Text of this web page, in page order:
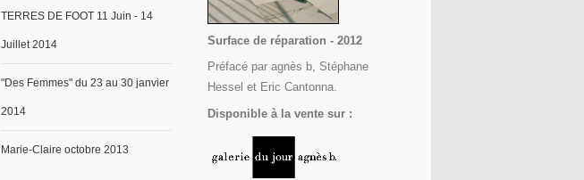
TERRES DE FOOT 11 Juin - 14
Juillet 2014
"Des Femmes" du 23 au 30 janvier
2014
Marie-Claire octobre 2013
Surface de réparation - 2012
Préfacé par agnès b, Stéphane
Hessel et Eric Cantonna.
Disponible à la vente sur :